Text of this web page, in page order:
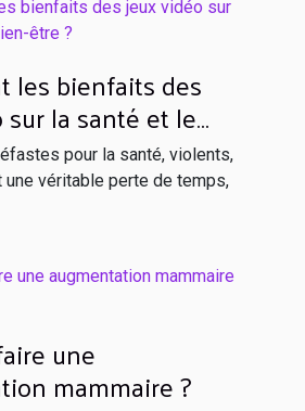
les bienfaits des
la santé et le
pour la santé, violents,
véritable perte de temps,
une
mammaire ?